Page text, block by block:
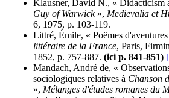
Klausner, David N., « Didacticism
Guy of Warwick», Medievalia et
6, 1975, p. 103-119.
Littré, Émile, « Poëmes
littéraire de la France, Paris,
1852, p. 757-887. (ici p. 841-851)
Mandach, André de, «
sociologiques relatives à Chanson
», Mélanges d'études romanes du